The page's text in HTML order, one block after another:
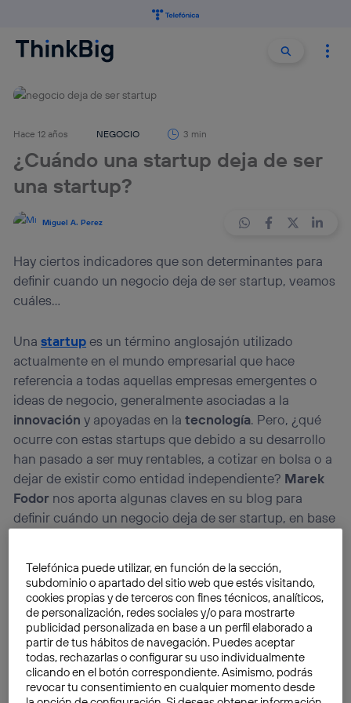
Buscar
Hace 12 años NEGOCIO 3 min
¿Cuándo una startup deja de ser
una startup?
Miguel A. Perez
Hay ciertos indicadores que son determinantes para
definir cuando un negocio deja de ser startup, veamos
cuáles...
Unastartupes un término anglosajón utilizado
actualmente en el mundo empresarial que hace
referencia a todas aquellas empresas emergentes o
ideas de negocio, generalmente asociadas a la
innovación y apoyadas en latecnología. Pero, ¿qué
ocurre con estas startups que debido a su desarrollo
han pasado a ser muy rentables, a cotizar en bolsa o a
dejar de existir como entidad independiente? Marek
Fodor nos aporta algunas claves en su blog para
definir cuándo un negocio deja de ser startup, en base
Una startup es unaempresa de capital riesgoque se
caracteriza por ofrecer unbajo coste de
implementación, unriesgo más altoy una
retroalimentación de la inversión potencialmás
atractiva para los inversores. De todas estas empresas
sólo aquellas que alcanzan los primeros objetivos y
Telefónica puede utilizar, en función de la sección,
subdominio o apartado del sitio web que estés visitando,
cookies propias y de terceros con fines técnicos, analíticos,
de personalización, redes sociales y/o para mostrarte
publicidad personalizada en base a un perfil elaborado a
partir de tus hábitos de navegación. Puedes aceptar
todas, rechazarlas o configurar su uso individualmente
clicando en el botón correspondiente. Asimismo, podrás
revocar tu consentimiento en cualquier momento desde